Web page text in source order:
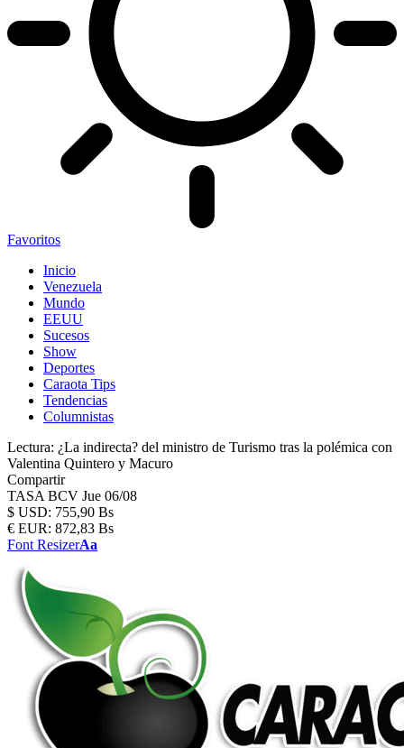
Favoritos
Inicio
Venezuela
Mundo
EEUU
Sucesos
Show
Deportes
Caraota Tips
Tendencias
Columnistas
Lectura: ¿La indirecta? del ministro de Turismo tras la polémica con
Valentina Quintero y Macuro
Compartir
TASA BCV Jue 06/08
$ USD: 755,90 Bs
€ EUR: 872,83 Bs
Font ResizerAa